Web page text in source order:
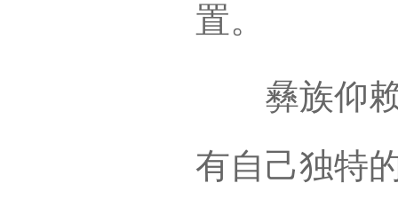
置。
彝族仰赖
有自己独特